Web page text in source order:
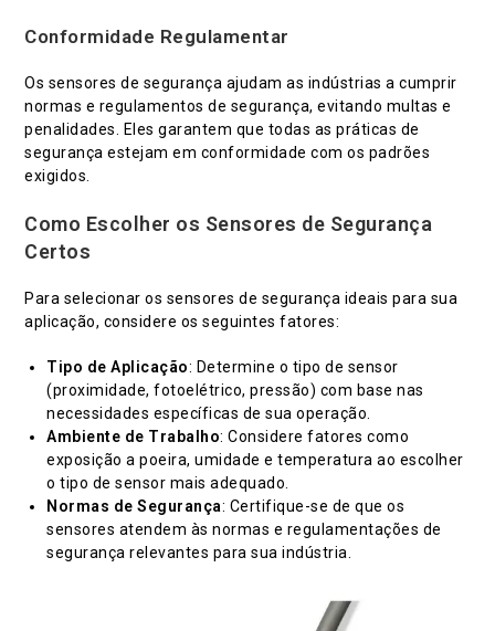
Conformidade Regulamentar
Os sensores de segurança ajudam as indústrias a cumprir
normas e regulamentos de segurança, evitando multas e
penalidades. Eles garantem que todas as práticas de
segurança estejam em conformidade com os padrões
exigidos.
Como Escolher os Sensores de Segurança
Certos
Para selecionar os sensores de segurança ideais para sua
aplicação, considere os seguintes fatores:
Tipo de Aplicação: Determine o tipo de sensor
(proximidade, fotoelétrico, pressão) com base nas
necessidades específicas de sua operação.
Ambiente de Trabalho: Considere fatores como
exposição a poeira, umidade e temperatura ao escolher
o tipo de sensor mais adequado.
Normas de Segurança: Certifique-se de que os
sensores atendem às normas e regulamentações de
segurança relevantes para sua indústria.